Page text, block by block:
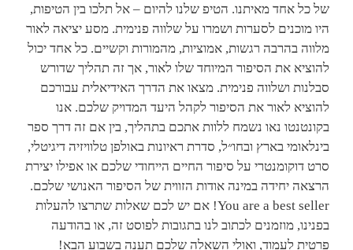
של כל אחד מאיתנו. הטיפ שלנו להיום – אל תלכו בין הטיפות,
היו מוכנים לסערות ושמרו על שלווה פנימית. מסע יציאה לאור
מלווה בהרבה רגשות, אמוציות, מהמורות וקשיים. כל אחד יכול
להוציא את הסיפור המיוחד שלו לאור, אך זה תהליך שדורש
סבלנות ושלווה פנימית. מצאו את הדרך האידיאלית עבורכם
להוציא לאור את הסיפור לקהל היעד המדויק שלכם. אנו
בקונטנטו נאו נשמח ללוות אתכם בתהליך, בין אם זה דרך ספר
בינלאומי בארץ ובחו״ל, סדרת ראיונות באולפן טלוויזיה דיגיטלי,
סרט דוקומנטרי על סיפור החיים הייחודי שלכם או אפילו יצירת
הרצאה יחידה במינה אודות הזווית של הסיפור האנושי שלכם.
You are a best seller! אם יש לכם שאלות שתרצו להעלות
בפנינו, מוזמנים לכתוב לנו בתגובות לפוסט זה, או בהודעה
פרטית לעמוד, ואולי השאלה שלכם תענה בשבוע הבא!